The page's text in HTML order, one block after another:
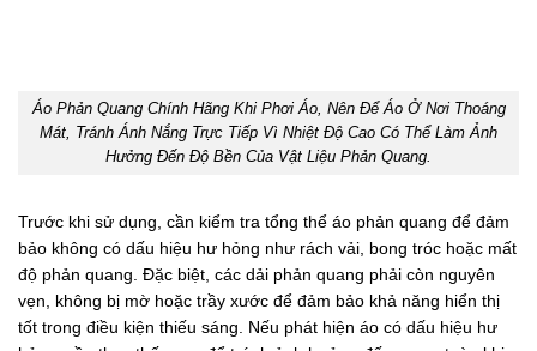
Áo Phản Quang Chính Hãng Khi Phơi Áo, Nên Để Áo Ở Nơi Thoáng
Mát, Tránh Ánh Nắng Trực Tiếp Vì Nhiệt Độ Cao Có Thể Làm Ảnh
Hưởng Đến Độ Bền Của Vật Liệu Phản Quang.
Trước khi sử dụng, cần kiểm tra tổng thể áo phản quang để đảm
bảo không có dấu hiệu hư hỏng như rách vải, bong tróc hoặc mất
độ phản quang. Đặc biệt, các dải phản quang phải còn nguyên
vẹn, không bị mờ hoặc trầy xước để đảm bảo khả năng hiển thị
tốt trong điều kiện thiếu sáng. Nếu phát hiện áo có dấu hiệu hư